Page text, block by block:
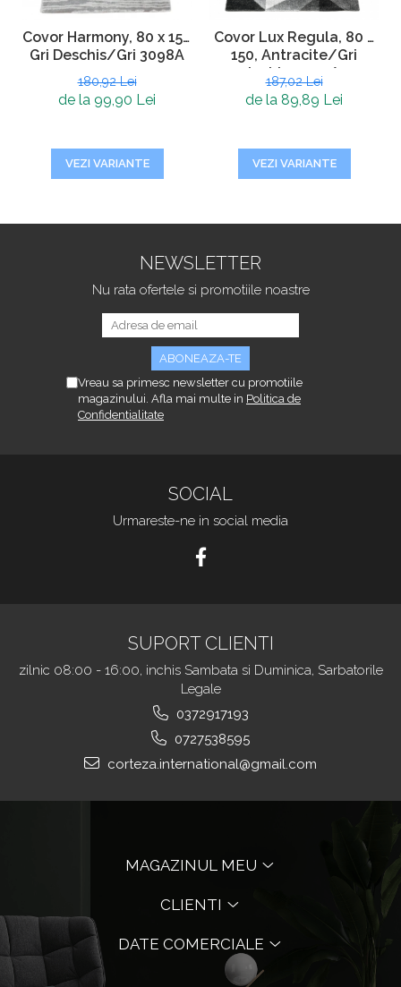
Covor Harmony, 80 x 150
Gri Deschis/Gri 3098A
180,92 Lei
de la 99,90 Lei
VEZI VARIANTE
Covor Lux Regula, 80 x
150, Antracite/Gri
Inchis, 2499A
187,02 Lei
de la 89,89 Lei
VEZI VARIANTE
NEWSLETTER
Nu rata ofertele si promotiile noastre
Vreau sa primesc newsletter cu promotiile
magazinului. Afla mai multe in Politica de
Confidentialitate
SOCIAL
Urmareste-ne in social media
SUPORT CLIENTI
zilnic 08:00 - 16:00, inchis Sambata si Duminica, Sarbatorile
Legale
0372917193
0727538595
corteza.international@gmail.com
MAGAZINUL MEU
CLIENTI
DATE COMERCIALE